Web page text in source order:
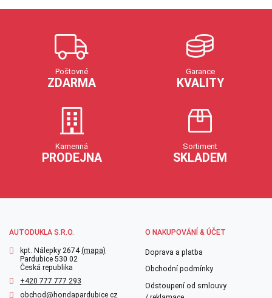
Poštovné
ZDARMA
Garance
KVALITY
Kamenná
PRODEJNA
Sortiment
SKLADEM
AUTODUKLA S.R.O.
kpt. Nálepky 2674(mapa)
Pardubice 530 02
Česká republika
+420 777 777 293
obchod@hondapardubice.cz
O NAKUPOVÁNÍ & ÚČET
Doprava a platba
Obchodní podmínky
Odstoupení od smlouvy